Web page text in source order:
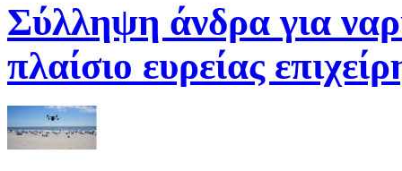
Σύλληψη άνδρα για
πλαίσιο ευρείας